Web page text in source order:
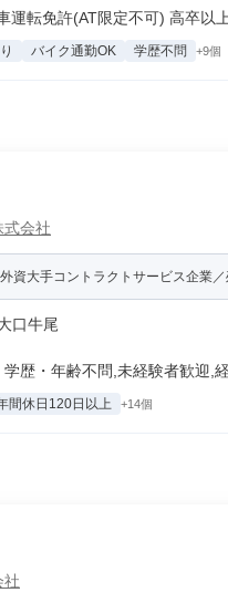
転免許(AT限定不可) 高卒以上
バイク通勤OK 学歴不問 +9個
式会社
資大手コントラクトサービス企業
口牛尾
歴・年齢不問,未経験者歓迎,経
間休日120日以上 +14個
社